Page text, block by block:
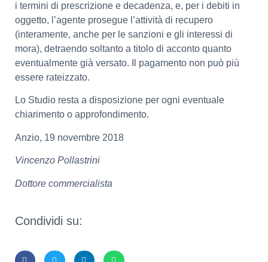
i termini di prescrizione e decadenza, e, per i debiti in
oggetto, l’agente prosegue l’attività di recupero
(interamente, anche per le sanzioni e gli interessi di
mora), detraendo soltanto a titolo di acconto quanto
eventualmente già versato. Il pagamento non può più
essere rateizzato.
Lo Studio resta a disposizione per ogni eventuale
chiarimento o approfondimento.
Anzio, 19 novembre 2018
Vincenzo Pollastrini
Dottore commercialista
Condividi su: